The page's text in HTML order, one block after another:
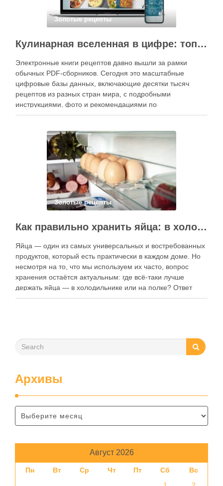
Золотые рецепты
Кулинарная вселенная в цифре: топ-3 самых больших электронных книг рецептов
Электронные книги рецептов давно вышли за рамки
обычных PDF-сборников. Сегодня это масштабные
цифровые базы данных, включающие десятки тысяч
рецептов из разных стран мира, с подробными
инструкциями, фото и рекомендациями по
приготовлению. В отличие от печатных изданий,
контент, расширять коллекции блюд и добавлять новые
функции. Ниже …
Золотые рецепты
Как правильно хранить яйца: в холодильнике или на полке?
Яйца — один из самых универсальных и востребованных
продуктов, который есть практически в каждом доме. Но
несмотря на то, что мы используем их часто, вопрос
хранения остаётся актуальным: где всё-таки лучше
держать яйца — в холодильнике или на полке? Ответ
зависит от нескольких факторов, включая температуру
Архивы
Август 2026
Пн Вт Ср Чт Пт Сб
Вс